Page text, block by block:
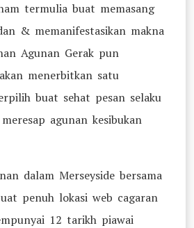
termulia buat memasang
& memanifestasikan makna
Agunan Gerak pun
menerbitkan satu
buat sehat pesan selaku
agunan kesibukan
dalam Merseyside bersama
penuh lokasi web cagaran
12 tarikh piawai